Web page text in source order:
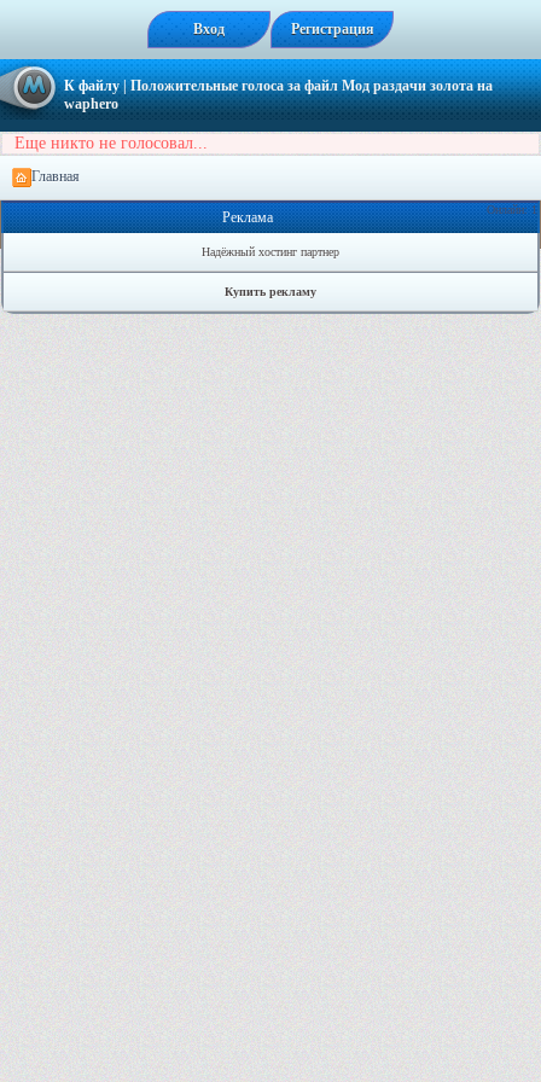
Вход Регистрация
К файлу| Положительные голоса за файлМод раздачи золота на
waphero
Еще никто не голосовал...
Главная
Онлайн: 1
Реклама
Надёжный хостинг партнер
Купить рекламу